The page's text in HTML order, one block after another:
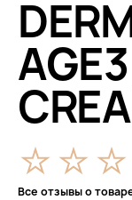
Все отзывы о